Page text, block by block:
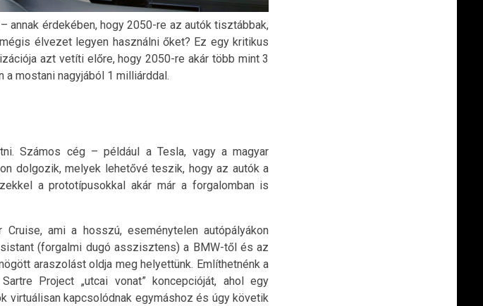
annak érdekében, hogy 2050-re az autók tisztábbak,
élvezet legyen használni őket? Ez egy kritikus
azt vetíti előre, hogy 2050-re akár több mint 3
mostani nagyjából 1 milliárddal.
Számos cég – például a Tesla, vagy a magyar
dolgozik, melyek lehetővé teszik, hogy az autók a
a prototípusokkal akár már a forgalomban is
ami a hosszú, eseménytelen autópályákon
(forgalmi dugó asszisztens) a BMW-től és az
araszolást oldja meg helyettünk. Említhetnénk a
Project „utcai vonat” koncepcióját, ahol egy
virtuálisan kapcsolódnak egymáshoz és úgy követik